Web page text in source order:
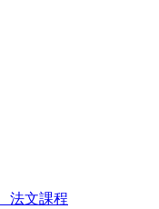
法文課程